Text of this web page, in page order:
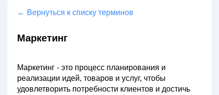
← Вернуться к списку терминов
Маркетинг
Маркетинг - это процесс планирования и
реализации идей, товаров и услуг, чтобы
удовлетворить потребности клиентов и достичь